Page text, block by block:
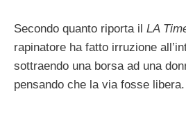
Secondo quanto riporta il LA
rapinatore ha fatto irruzione
sottraendo una borsa ad una
pensando che la via fosse libera.